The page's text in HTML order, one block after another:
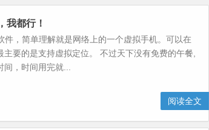
我都行！
件，简单理解就是网络上的一个虚拟手机。可以在
要的是支持虚拟定位。 不过天下没有免费的午餐,
，时间用完就...
阅读全文